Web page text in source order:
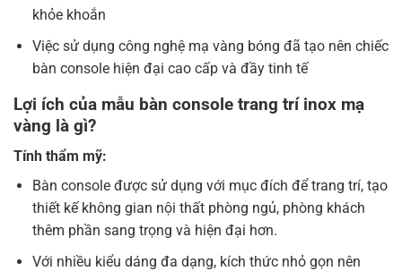
khỏe khoắn
Việc sử dụng công nghệ mạ vàng bóng đã tạo nên chiếc
bàn console hiện đại cao cấp và đầy tinh tế
Lợi ích của mẫu bàn console trang trí inox mạ
vàng là gì?
Tính thẩm mỹ:
Bàn console được sử dụng với mục đích để trang trí, tạo
thiết kế không gian nội thất phòng ngủ, phòng khách
thêm phần sang trọng và hiện đại hơn.
Với nhiều kiểu dáng đa dạng, kích thức nhỏ gọn nên